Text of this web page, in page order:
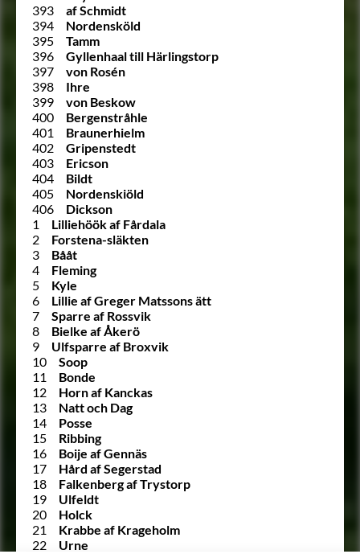
393
af Schmidt
394
Nordensköld
395
Tamm
396
Gyllenhaal till Härlingstorp
397
von Rosén
398
Ihre
399
von Beskow
400
Bergenstråhle
401
Braunerhielm
402
Gripenstedt
403
Ericson
404
Bildt
405
Nordenskiöld
406
Dickson
1
Lilliehöök af Fårdala
2
Forstena-släkten
3
Bååt
4
Fleming
5
Kyle
6
Lillie af Greger Matssons ätt
7
Sparre af Rossvik
8
Bielke af Åkerö
9
Ulfsparre af Broxvik
10
Soop
11
Bonde
12
Horn af Kanckas
13
Natt och Dag
14
Posse
15
Ribbing
16
Boije af Gennäs
17
Hård af Segerstad
18
Falkenberg af Trystorp
19
Ulfeldt
20
Holck
21
Krabbe af Krageholm
22
Urne